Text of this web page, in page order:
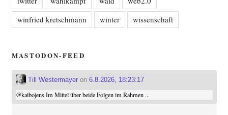
winfried kretschmann
winter wissenschaft
MASTODON-FEED
Till Westermayeron 6.8.2026, 18:23:17
@kaibojensIm Mittel über beide Folgen im Rahmen ...